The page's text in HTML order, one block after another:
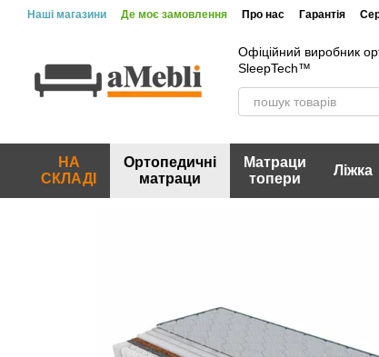
Перейти до основного контенту
Наші магазини Де моє замовлення Про нас Гарантія
Офіційний виробник
SleepTech™
НА
СКЛАДІ
Ортопедичні
матраци
Матраци
топери
Ліжка